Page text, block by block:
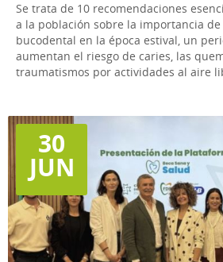
Se trata de 10 recomendaciones
a la población sobre la importancia
bucodental en la época estival, un
aumentan el riesgo de caries, las
traumatismos por actividades al aire
30
JUN